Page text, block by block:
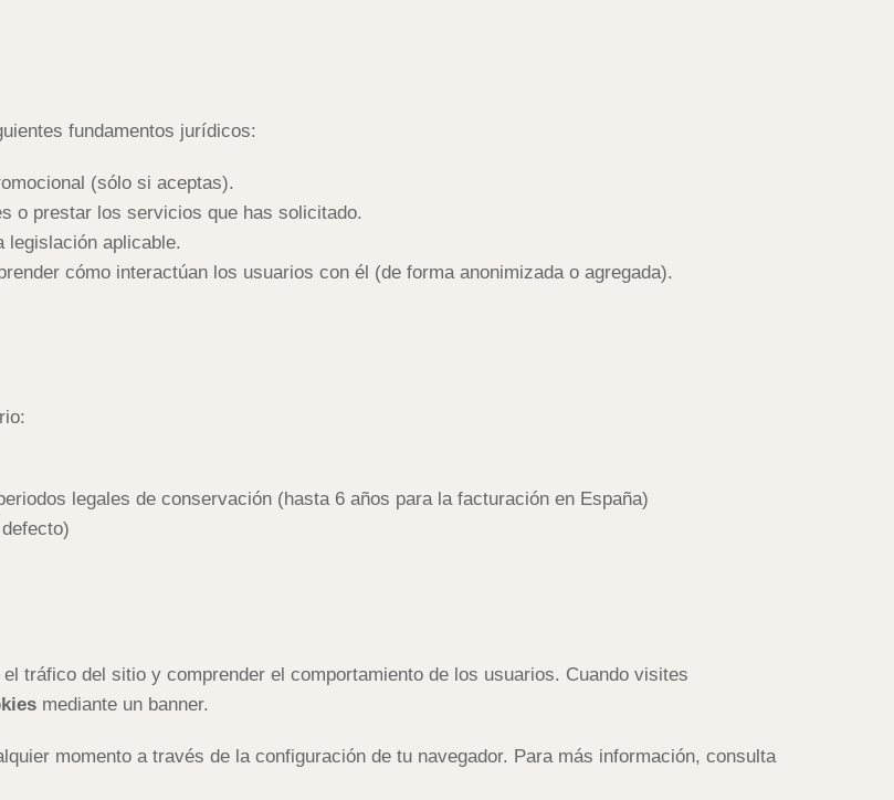
fundamentos jurídicos:
(sólo si aceptas).
o prestar los servicios que has solicitado.
legislación aplicable.
cómo interactúan los usuarios con él (de forma anonimizada o agregada).
legales de conservación (hasta 6 años para la facturación en España)
tráfico del sitio y comprender el comportamiento de los usuarios. Cuando visites
mediante un banner.
momento a través de la configuración de tu navegador. Para más información, consulta